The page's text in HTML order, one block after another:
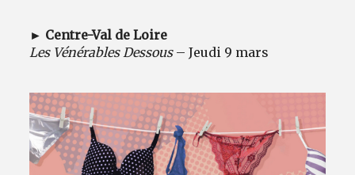
► Centre-Val de Loire
Les Vénérables Dessous– Jeudi 9 mars